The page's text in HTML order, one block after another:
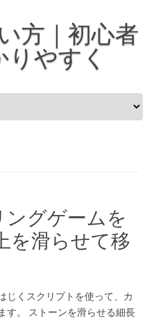
方｜初心者
やすく
グゲームを
を滑らせて移
じくスクリプトを使って、カ
す。 ストーンを滑らせる細長